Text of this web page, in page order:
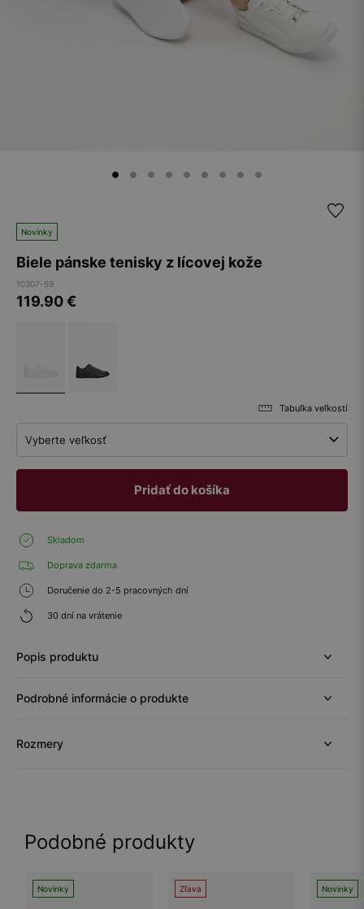
Novinky
Biele pánske tenisky z lícovej kože
10307-59
119.90€
Tabuľka veľkostí
Vyberte veľkosť
Pridať do košíka
Skladom
Doprava zdarma
Doručenie do 2-5 pracovných dní
30 dní na vrátenie
Popis produktu
Podrobné informácie o produkte
Rozmery
Podobné produkty
Novinky Zľava Novinky